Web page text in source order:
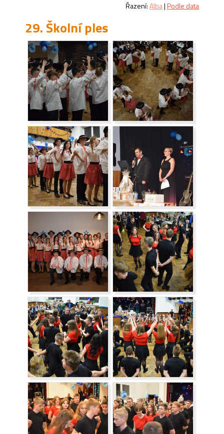
Řazení:Alba|Podle data
29. Školní ples